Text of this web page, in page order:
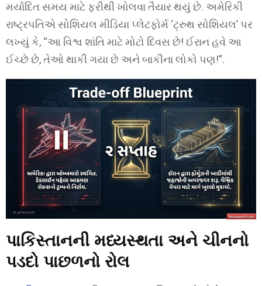
મર્યાદિત સમય માટે ફરીથી ખોલવા તૈયાર થયું છે. અમેરિકી
રાષ્ટ્રપતિએ સોશિયલ મીડિયા પ્લેટફોર્મ ‘ટ્રુથ સોશિયલ’ પર
લખ્યું કે, “આ વિશ્વ શાંતિ માટે મોટો દિવસ છે! ઈરાન હવે આ
ઈચ્છે છે, તેઓ થાકી ગયા છે અને બાકીના લોકો પણ!”.
પાકિસ્તાનની મધ્યસ્થતા અને ચીનનો
પડદો પાછળનો રોલ